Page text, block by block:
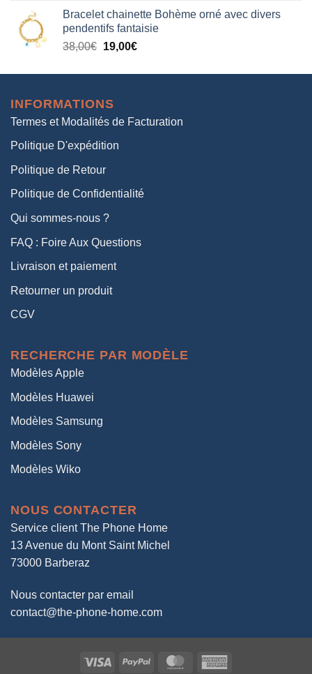
initial
était :
38,00€.
actuel
est :
19,00€.
Bracelet chainette Bohème orné avec divers
pendentifs fantaisie
38,00€ Le
initial
38,00€.
19,00€Le
actuel
INFORMATIONS
Termes et Modalités de Facturation
Politique D'expédition
Politique de Retour
Politique de Confidentialité
Qui sommes-nous ?
FAQ : Foire Aux Questions
Livraison et paiement
Retourner un produit
CGV
RECHERCHE PAR MODÈLE
Modèles Apple
Modèles Huawei
Modèles Samsung
Modèles Sony
Modèles Wiko
NOUS CONTACTER
Service client The Phone Home
13 Avenue du Mont Saint Michel
73000 Barberaz
Nous contacter par email
contact@the-phone-home.com
Visa PayPal MasterCard